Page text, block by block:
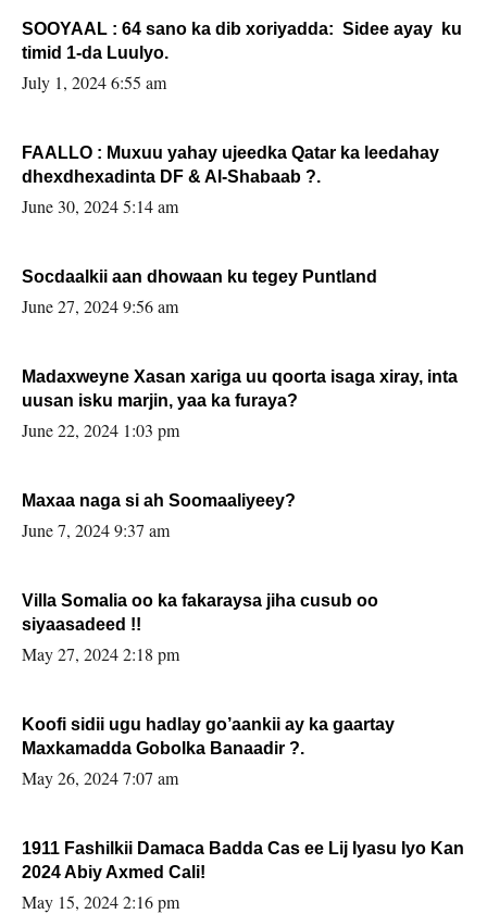
SOOYAAL : 64 sano ka dib xoriyadda: Sidee ayay ku
timid 1-da Luulyo.
July 1, 2024 6:55 am
FAALLO : Muxuu yahay ujeedka Qatar ka leedahay
dhexdhexadinta DF & Al-Shabaab ?.
June 30, 2024 5:14 am
Socdaalkii aan dhowaan ku tegey Puntland
June 27, 2024 9:56 am
Madaxweyne Xasan xariga uu qoorta isaga xiray, inta
uusan isku marjin, yaa ka furaya?
June 22, 2024 1:03 pm
Maxaa naga si ah Soomaaliyeey?
June 7, 2024 9:37 am
Villa Somalia oo ka fakaraysa jiha cusub oo
siyaasadeed !!
May 27, 2024 2:18 pm
Koofi sidii ugu hadlay go’aankii ay ka gaartay
Maxkamadda Gobolka Banaadir ?.
May 26, 2024 7:07 am
1911 Fashilkii Damaca Badda Cas ee Lij Iyasu Iyo Kan
2024 Abiy Axmed Cali!
May 15, 2024 2:16 pm